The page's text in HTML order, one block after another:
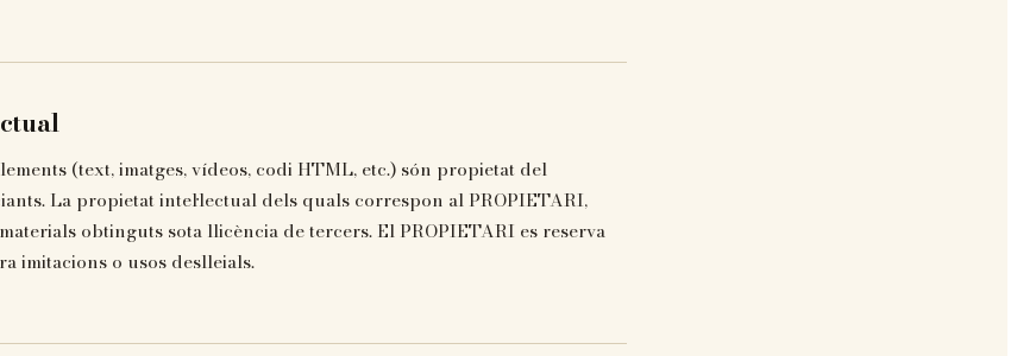
(text, imatges, vídeos, codi HTML, etc.) són propietat del
La propietat intel·lectual dels quals correspon al PROPIETARI,
obtinguts sota llicència de tercers. El PROPIETARI es reserva
imitacions o usos deslleials.